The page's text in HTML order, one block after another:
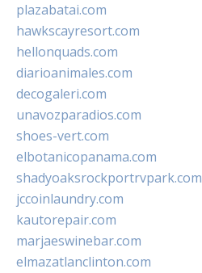
plazabatai.com
hawkscayresort.com
hellonquads.com
diarioanimales.com
decogaleri.com
unavozparadios.com
shoes-vert.com
elbotanicopanama.com
shadyoaksrockportrvpark.com
jccoinlaundry.com
kautorepair.com
marjaeswinebar.com
elmazatlanclinton.com